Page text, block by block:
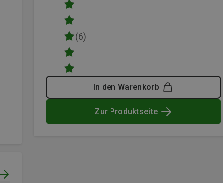
(6)
In den Warenkorb
Zur Produktseite